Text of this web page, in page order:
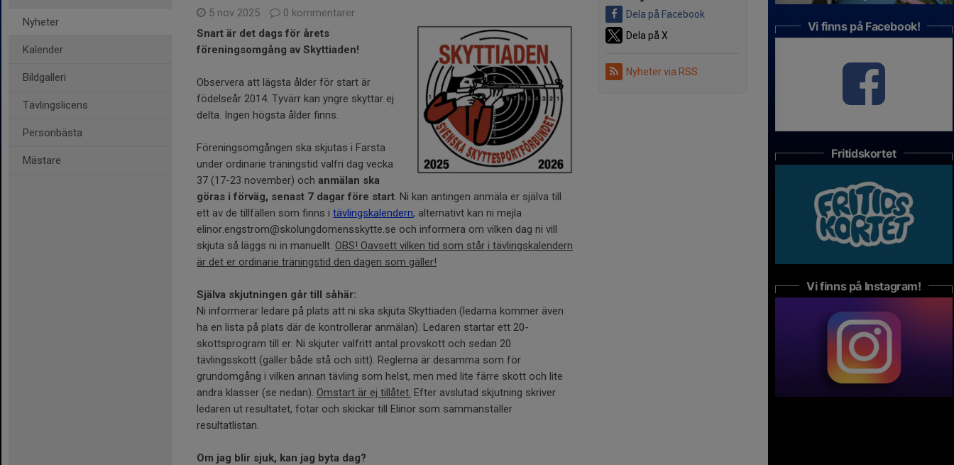
Nyheter
Kalender
Bildgalleri
Tävlingslicens
Personbästa
Mästare
Dela på Facebook
Dela på X
Nyheter via RSS
5 nov 2025
0 kommentarer
Snart är det dags för årets
föreningsomgång av Skyttiaden!
Observera att lägsta ålder för start är
födelseår 2014. Tyvärr kan yngre skyttar ej
delta. Ingen högsta ålder finns.
Föreningsomgången ska skjutas i Farsta
under ordinarie träningstid valfri dag vecka
37 (17-23 november) och anmälan ska
göras i förväg, senast 7 dagar före start. Ni kan antingen anmäla er själva till
ett av de tillfällen som finns i tävlingskalendern, alternativt kan ni mejla
elinor.engstrom@skolungdomensskytte.se och informera om vilken dag ni vill
skjuta så läggs ni in manuellt. OBS! Oavsett vilken tid som står i tävlingskalendern
är det er ordinarie träningstid den dagen som gäller!
Själva skjutningen går till såhär:
Ni informerar ledare på plats att ni ska skjuta Skyttiaden (ledarna kommer även
ha en lista på plats där de kontrollerar anmälan). Ledaren startar ett 20-
skottsprogram till er. Ni skjuter valfritt antal provskott och sedan 20
tävlingsskott (gäller både stå och sitt). Reglerna är desamma som för
grundomgång i vilken annan tävling som helst, men med lite färre skott och lite
andra klasser (se nedan). Omstart är ej tillåtet. Efter avslutad skjutning skriver
ledaren ut resultatet, fotar och skickar till Elinor som sammanställer
resultatlistan.
Om jag blir sjuk, kan jag byta dag?
Vi finns på Facebook!
Fritidskortet
Vi finns på Instagram!